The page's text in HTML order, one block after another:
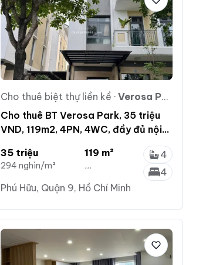
Cho thuê biệt thự liền kề · Verosa Park Khang Điền
Cho thuê BT Verosa Park, 35 triệu
VND, 119m2, 4PN, 4WC, đầy đủ nội
35 triệu
294 nghìn/m²
119 m²
...
4
4
Phú Hữu, Quận 9, Hồ Chí Minh